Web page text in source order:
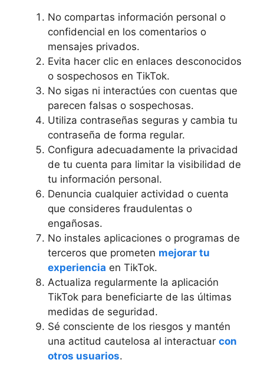
No compartas información personal o
confidencial en los comentarios o
mensajes privados.
Evita hacer clic en enlaces desconocidos
o sospechosos en TikTok.
No sigas ni interactúes con cuentas que
parecen falsas o sospechosas.
Utiliza contraseñas seguras y cambia tu
contraseña de forma regular.
Configura adecuadamente la privacidad
de tu cuenta para limitar la visibilidad de
tu información personal.
Denuncia cualquier actividad o cuenta
que consideres fraudulentas o
engañosas.
No instales aplicaciones o programas de
terceros que prometen mejorar tu
experiencia en TikTok.
Actualiza regularmente la aplicación
TikTok para beneficiarte de las últimas
medidas de seguridad.
Sé consciente de los riesgos y mantén
una actitud cautelosa al interactuar con
otros usuarios.